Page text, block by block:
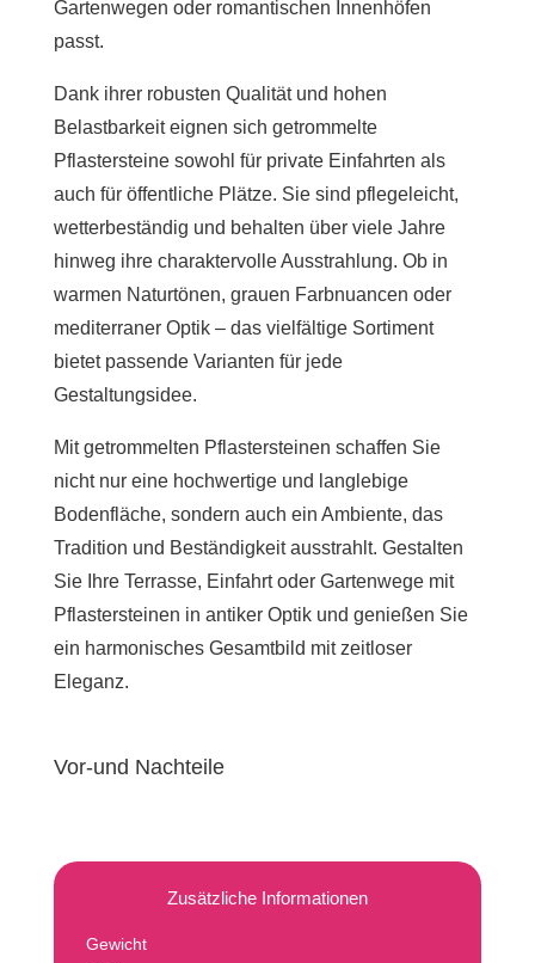
Gartenwegen oder romantischen Innenhöfen
passt.
Dank ihrer robusten Qualität und hohen
Belastbarkeit eignen sich getrommelte
Pflastersteine sowohl für private Einfahrten als
auch für öffentliche Plätze. Sie sind pflegeleicht,
wetterbeständig und behalten über viele Jahre
hinweg ihre charaktervolle Ausstrahlung. Ob in
warmen Naturtönen, grauen Farbnuancen oder
mediterraner Optik – das vielfältige Sortiment
bietet passende Varianten für jede
Gestaltungsidee.
Mit getrommelten Pflastersteinen schaffen Sie
nicht nur eine hochwertige und langlebige
Bodenfläche, sondern auch ein Ambiente, das
Tradition und Beständigkeit ausstrahlt. Gestalten
Sie Ihre Terrasse, Einfahrt oder Gartenwege mit
Pflastersteinen in antiker Optik und genießen Sie
ein harmonisches Gesamtbild mit zeitloser
Eleganz.
Vor-und Nachteile
Zusätzliche Informationen
Gewicht